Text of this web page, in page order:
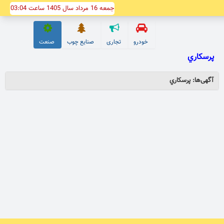
جمعه 16 مرداد سال 1405 ساعت 03:04
صنعت صنایع چوب تجاری خودرو
پرسكاري
آگهی‌ها: پرسكاري